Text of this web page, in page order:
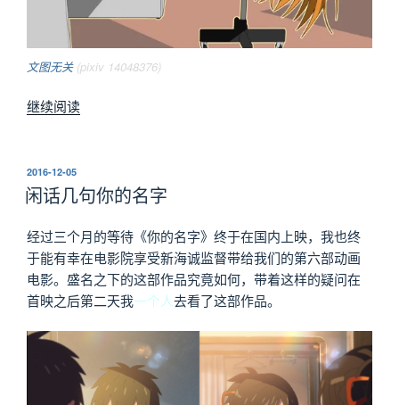
文图无关 (pixiv 14048376)
继续阅读“网
了”
发
布
于
2016-12-05
闲话几句你的名字
经过三个月的等待《你的名字》终于在国内上映，我也终
于能有幸在电影院享受新海诚监督带给我们的第六部动画
电影。盛名之下的这部作品究竟如何，带着这样的疑问在
首映之后第二天我一个人去看了这部作品。